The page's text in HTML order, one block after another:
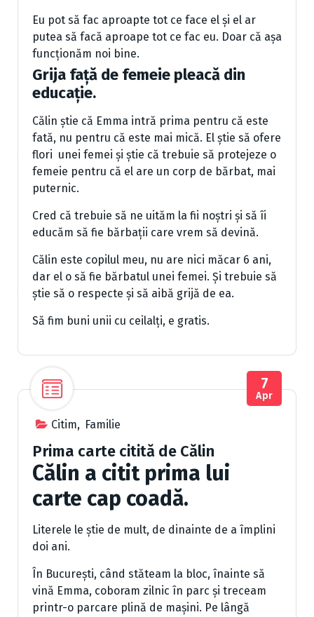
Eu pot să fac aproapte tot ce face el și el ar
putea să facă aproape tot ce fac eu. Doar că așa
funcționăm noi bine.
Grija față de femeie pleacă din
educație.
Călin știe că Emma intră prima pentru că este
fată, nu pentru că este mai mică. El știe să ofere
flori unei femei și știe că trebuie să protejeze o
femeie pentru că el are un corp de bărbat, mai
puternic.
Cred că trebuie să ne uităm la fii noștri și să îi
educăm să fie bărbații care vrem să devină.
Călin este copilul meu, nu are nici măcar 6 ani,
dar el o să fie bărbatul unei femei. Și trebuie să
știe să o respecte și să aibă grijă de ea.
Să fim buni unii cu ceilalți, e gratis.
Citim, Familie
7
Apr
Prima carte citită de Călin
Călin a citit prima lui
carte cap coadă.
Literele le știe de mult, de dinainte de a împlini
doi ani.
În București, când stăteam la bloc, înainte să
vină Emma, coboram zilnic în parc și treceam
printr-o parcare plină de mașini. Pe lângă